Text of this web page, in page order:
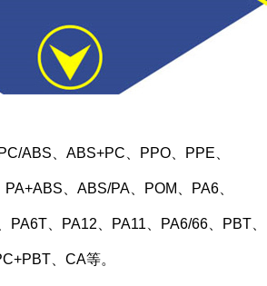
ABS、ABS+PC、PPO、PPE、
、ABS/PA、POM、PA6、
PA6T、PA12、PA11、PA6/66、PBT、
、CA等。